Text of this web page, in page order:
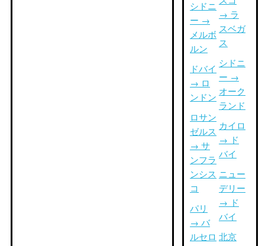
シドニ
ー →
メルボ
ルン
ドバイ
→ ロ
ンドン
ロサン
ゼルス
→ サ
ンフラ
ンシス
コ
パリ
→ バ
ルセロ
→ ラ
スベガ
ス
シドニ
ー →
オーク
ランド
カイロ
→ ド
バイ
ニュー
デリー
→ ド
バイ
北京